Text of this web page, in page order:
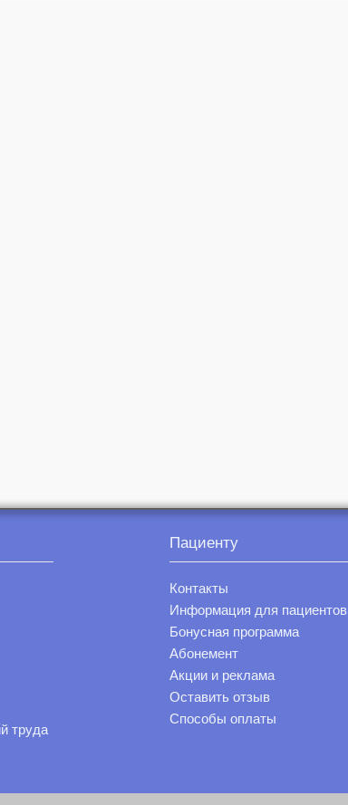
труда
Пациенту
Контакты
Информация для пациентов
Бонусная программа
Абонемент
Акции и реклама
Оставить отзыв
Способы оплаты